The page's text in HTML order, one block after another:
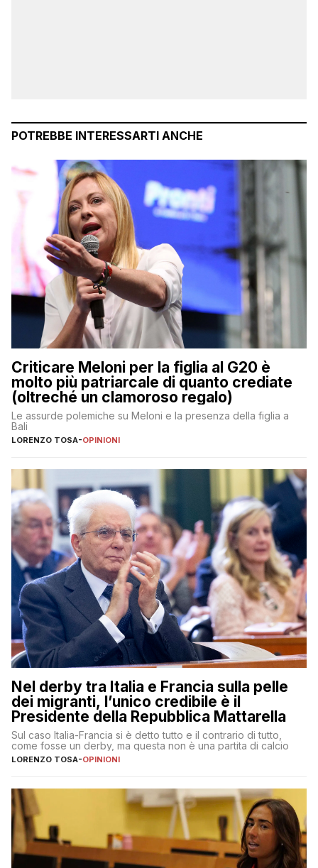
POTREBBE INTERESSARTI ANCHE
Criticare Meloni per la figlia al G20 è
molto più patriarcale di quanto crediate
(oltreché un clamoroso regalo)
Le assurde polemiche su Meloni e la presenza della figlia a
Bali
LORENZO TOSA-OPINIONI
Nel derby tra Italia e Francia sulla pelle
dei migranti, l’unico credibile è il
Presidente della Repubblica Mattarella
Sul caso Italia-Francia si è detto tutto e il contrario di tutto,
come fosse un derby, ma questa non è una partita di calcio
LORENZO TOSA-OPINIONI